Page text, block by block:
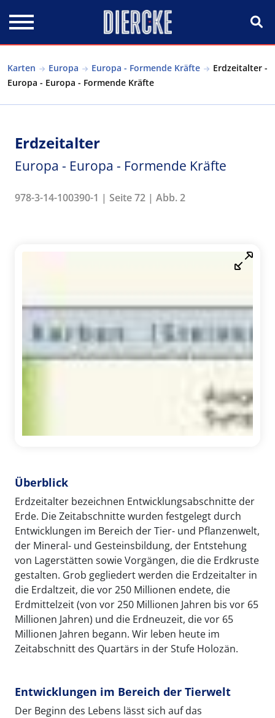
Karten Europa Europa - Formende Kräfte
Erdzeitalter -
Europa - Europa - Formende Kräfte
Erdzeitalter
Europa - Europa - Formende Kräfte
978-3-14-100390-1 | Seite 72 | Abb. 2
Überblick
Erdzeitalter bezeichnen Entwicklungsabschnitte der
Erde. Die Zeitabschnitte wurden festgelegt durch
Entwicklungen im Bereich der Tier- und Pflanzenwelt,
der Mineral- und Gesteinsbildung, der Entstehung
von Lagerstätten sowie Vorgängen, die die Erdkruste
gestalten. Grob gegliedert werden die Erdzeitalter in
die Erdaltzeit, die vor 250 Millionen endete, die
Erdmittelzeit (von vor 250 Millionen Jahren bis vor 65
Millionen Jahren) und die Erdneuzeit, die vor 65
Millionen Jahren begann. Wir leben heute im
Zeitabschnitt des Quartärs in der Stufe Holozän.
Entwicklungen im Bereich der Tierwelt
Der Beginn des Lebens lässt sich auf das